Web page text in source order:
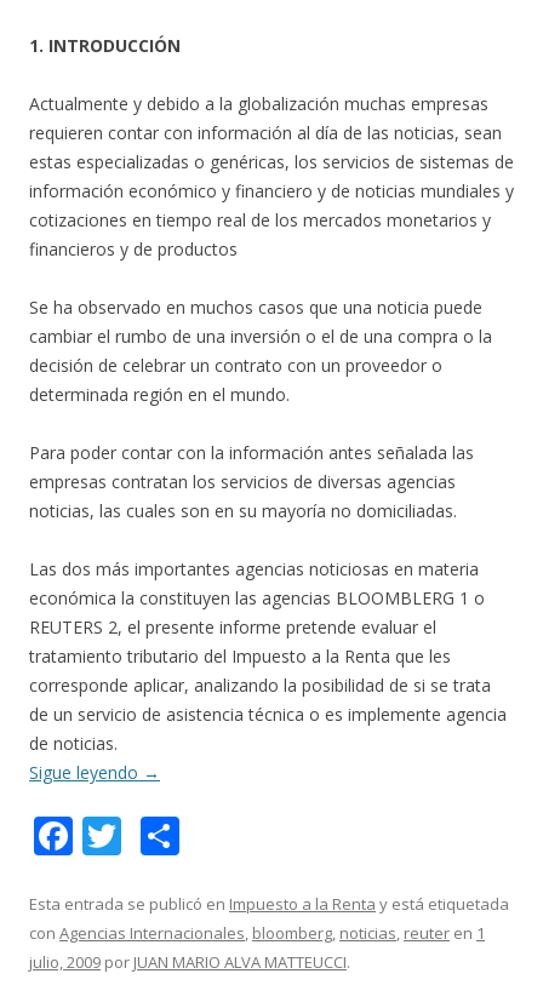
1. INTRODUCCIÓN
Actualmente y debido a la globalización muchas empresas
requieren contar con información al día de las noticias, sean
estas especializadas o genéricas, los servicios de sistemas de
información económico y financiero y de noticias mundiales y
cotizaciones en tiempo real de los mercados monetarios y
financieros y de productos
Se ha observado en muchos casos que una noticia puede
cambiar el rumbo de una inversión o el de una compra o la
decisión de celebrar un contrato con un proveedor o
determinada región en el mundo.
Para poder contar con la información antes señalada las
empresas contratan los servicios de diversas agencias
noticias, las cuales son en su mayoría no domiciliadas.
Las dos más importantes agencias noticiosas en materia
económica la constituyen las agencias BLOOMBLERG 1 o
REUTERS 2, el presente informe pretende evaluar el
tratamiento tributario del Impuesto a la Renta que les
corresponde aplicar, analizando la posibilidad de si se trata
de un servicio de asistencia técnica o es implemente agencia
de noticias.
Sigue leyendo →
F
e
b
T
itt
er
m
p
Esta entrada se publicó en Impuesto a la Renta y está etiquetada
con Agencias Internacionales, bloomberg, noticias, reuter en 1
julio, 2009 por JUAN MARIO ALVA MATTEUCCI.